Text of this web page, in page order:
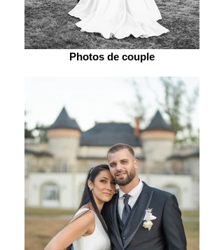
Photos de couple